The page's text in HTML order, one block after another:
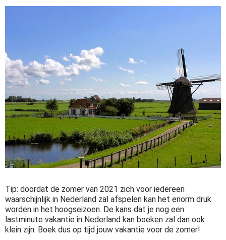
Tip: doordat de zomer van 2021 zich voor iedereen
waarschijnlijk in Nederland zal afspelen kan het enorm druk
worden in het hoogseizoen. De kans dat je nog een
lastminute vakantie in Nederland kan boeken zal dan ook
klein zijn. Boek dus op tijd jouw vakantie voor de zomer!